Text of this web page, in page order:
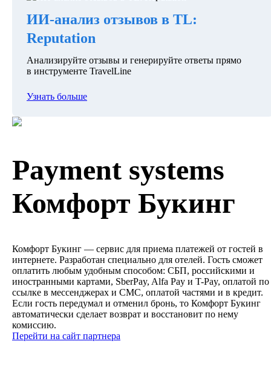
ИИ-анализ отзывов в TL:
Reputation
Анализируйте отзывы и генерируйте ответы прямо
в инструменте TravelLine
Узнать больше
Payment systems
Комфорт Букинг
Комфорт Букинг — сервис для приема платежей от гостей в
интернете. Разработан специально для отелей. Гость сможет
оплатить любым удобным способом: СБП, российскими и
иностранными картами, SberPay, Alfa Pay и T-Pay, оплатой по
ссылке в мессенджерах и СМС, оплатой частями и в кредит.
Если гость передумал и отменил бронь, то Комфорт Букинг
автоматически сделает возврат и восстановит по нему
комиссию.
Перейти на сайт партнера